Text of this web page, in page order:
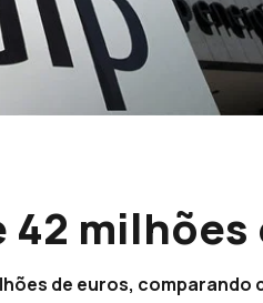
milhões
de euros, comparando